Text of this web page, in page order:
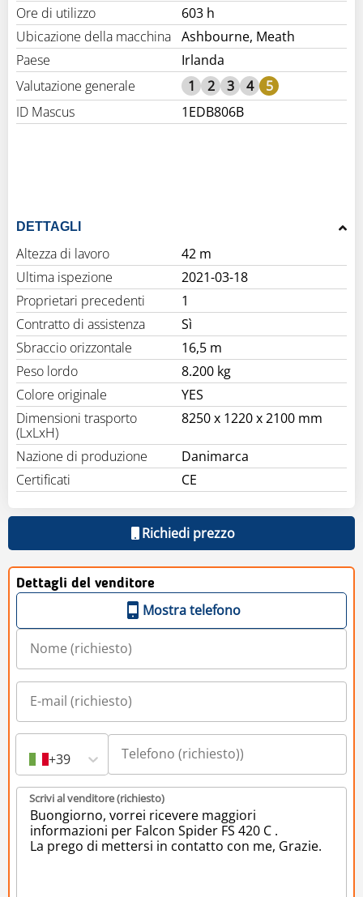
Ore di utilizzo
603 h
Ubicazione della macchina Ashbourne, Meath
Paese
Irlanda
Valutazione generale
1 2 3 4
5
ID Mascus
1EDB806B
DETTAGLI
Altezza di lavoro
42 m
Ultima ispezione
2021-03-18
Proprietari precedenti
1
Contratto di assistenza
Sì
Sbraccio orizzontale
16,5 m
Peso lordo
8.200 kg
Colore originale
YES
Dimensioni trasporto
(LxLxH)
8250 x 1220 x 2100 mm
Nazione di produzione
Danimarca
Certificati
CE
Richiedi prezzo
Dettagli del venditore
Mostra telefono
+39
Scrivi al venditore (richiesto)